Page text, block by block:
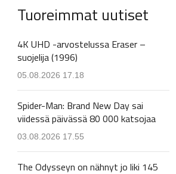
Tuoreimmat uutiset
4K UHD -arvostelussa Eraser –
suojelija (1996)
05.08.2026 17.18
Spider-Man: Brand New Day sai
viidessä päivässä 80 000 katsojaa
03.08.2026 17.55
The Odysseyn on nähnyt jo liki 145